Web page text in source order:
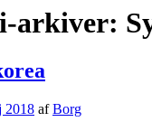
arkiver:
2018 afBorg